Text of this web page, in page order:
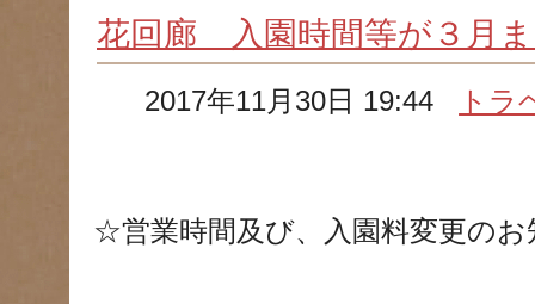
花回廊 入園時間等が３月
2017年11月30日 19:44 トラ
☆営業時間及び、入園料変更の